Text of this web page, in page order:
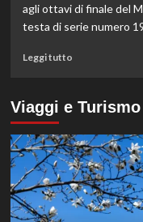
Mancini:
Bollini
manager,
Bonucci
i
collaboratori
agli ottavi di finale del
testa di serie numero
Leggi tuttoLeggi
su
Darderi
agli
ottavi
del
Masters
1000
di
Viaggi e Turismo